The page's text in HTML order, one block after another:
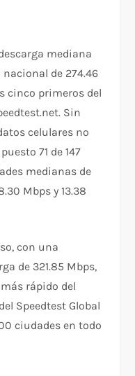
mediana
de 274.46
cinco primeros del
Sin
celulares no
71 de 147
medianas de
Mbps y 13.38
con una
de 321.85 Mbps,
rápido del
Speedtest Global
ciudades en todo